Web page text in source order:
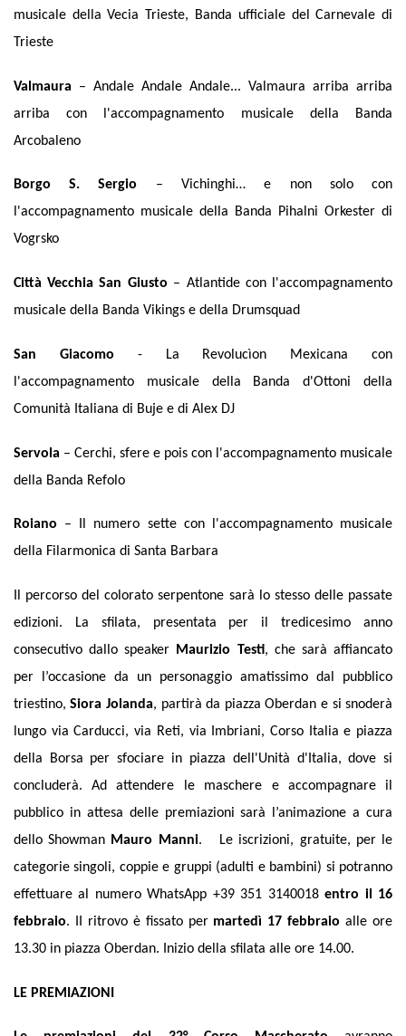
musicale della Vecia Trieste, Banda ufficiale del Carnevale di
Trieste
Valmaura – Andale Andale Andale... Valmaura arriba arriba
arriba con l'accompagnamento musicale della Banda
Arcobaleno
Borgo S. Sergio – Vichinghi… e non solo con
l'accompagnamento musicale della Banda Pihalni Orkester di
Vogrsko
Città Vecchia San Giusto – Atlantide con l'accompagnamento
musicale della Banda Vikings e della Drumsquad
San Giacomo - La Revolucìon Mexicana con
l'accompagnamento musicale della Banda d'Ottoni della
Comunità Italiana di Buje e di Alex DJ
Servola – Cerchi, sfere e pois con l'accompagnamento musicale
della Banda Refolo
Roiano – Il numero sette con l'accompagnamento musicale
della Filarmonica di Santa Barbara
Il percorso del colorato serpentone sarà lo stesso delle passate
edizioni. La sfilata, presentata per il tredicesimo anno
consecutivo dallo speaker Maurizio Testi, che sarà affiancato
per l’occasione da un personaggio amatissimo dal pubblico
triestino,Siora Jolanda, partirà da piazza Oberdan e si snoderà
lungo via Carducci, via Reti, via Imbriani, Corso Italia e piazza
della Borsa per sfociare in piazza dell'Unità d'Italia, dove si
concluderà. Ad attendere le maschere e accompagnare il
pubblico in attesa delle premiazioni sarà
l’animazione a cura
dello Showman Mauro Manni.
Le iscrizioni, gratuite, per le
categorie singoli, coppie e gruppi (adulti e bambini) si potranno
effettuare al numero WhatsApp +39 351 3140018entro il 16
febbraio. II ritrovo è fissato per martedì 17 febbraio alle ore
13.30 in piazza Oberdan. Inizio della sfilata alle ore 14.00.
LE PREMIAZIONI